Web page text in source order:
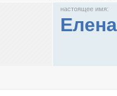
настоящее имя:
Елена